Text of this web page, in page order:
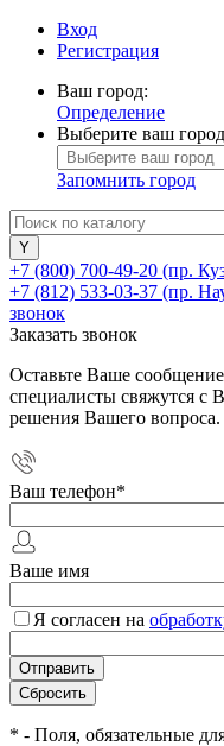
Вход
Регистрация
Ваш город:
Определение
Выберите ваш город
Запомнить город
+7 (800) 700-49-20 (пр.
+7 (812) 533-03-37 (пр.
звонок
Заказать звонок
Оставьте Ваше
специалисты свяжутся с
решения Вашего вопроса.
Ваш телефон*
Ваше имя
Я согласен на
* - Поля, обязательные